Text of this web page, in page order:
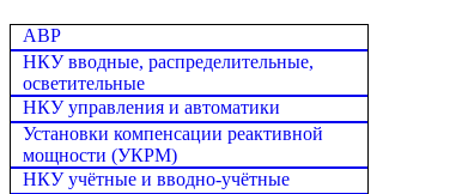
АВР
НКУ вводные, распределительные,
осветительные
НКУ управления и автоматики
Установки компенсации реактивной
мощности (УКРМ)
НКУ учётные и вводно-учётные